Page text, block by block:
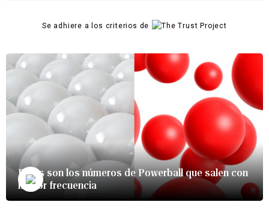
Se adhiere a los criterios de
Estos son los números de Powerball que salen con
mayor frecuencia